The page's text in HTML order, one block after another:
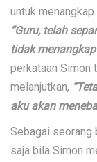
untuk menangkap
“Guru, telah
tidak
perkataan Simon
melanjutkan,
aku akan
Sebagai seorang
saja bila Simon